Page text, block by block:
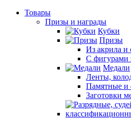
Товары
Призы и награды
Кубки
Призы
Из акрила и
С фигурами
Медали
Ленты,
Памятные и
Заготовки